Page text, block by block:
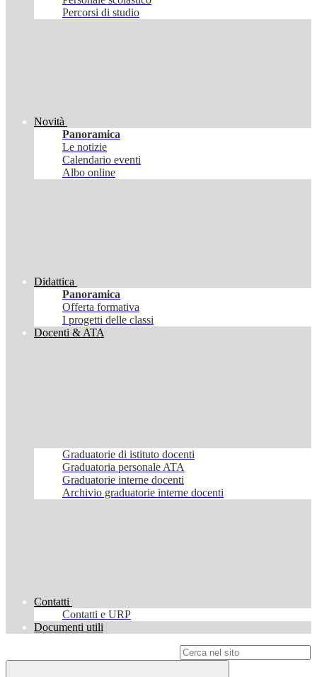
Percorsi di studio
Novità
Panoramica
Le notizie
Calendario eventi
Albo online
Didattica
Panoramica
Offerta formativa
I progetti delle classi
Docenti & ATA
Graduatorie di istituto docenti
Graduatoria personale ATA
Graduatorie interne docenti
Archivio graduatorie interne docenti
Contatti
Contatti e URP
Documenti utili